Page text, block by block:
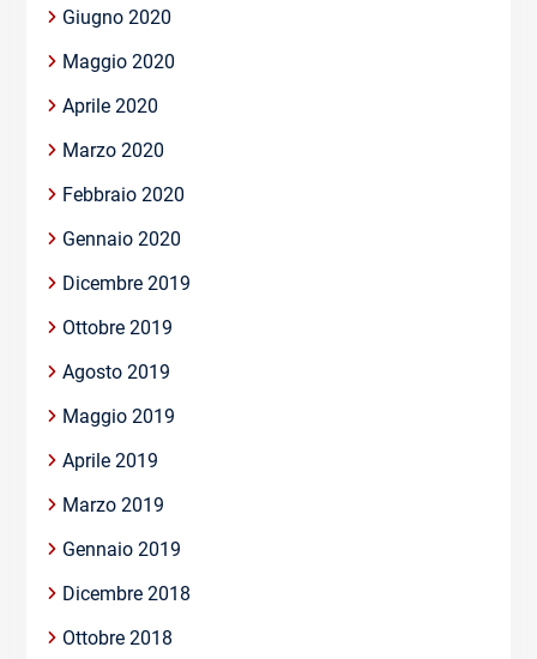
Giugno 2020
Maggio 2020
Aprile 2020
Marzo 2020
Febbraio 2020
Gennaio 2020
Dicembre 2019
Ottobre 2019
Agosto 2019
Maggio 2019
Aprile 2019
Marzo 2019
Gennaio 2019
Dicembre 2018
Ottobre 2018